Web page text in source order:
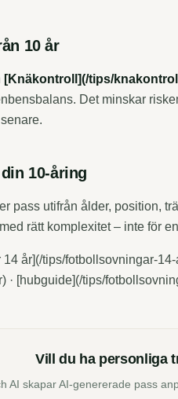
10 år
[Knäkontroll](/tips/
Det minskar
10-åring
pass utifrån ålder, position,
rätt komplexitet – inte för
år](/tips/fotbollsovningar-
· [hubguide](/tips/
Vill du ha personliga
AI skapar AI-genererade pass